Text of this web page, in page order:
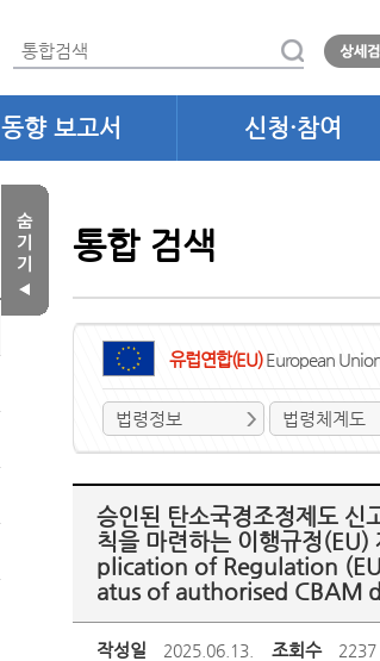
동향 보고서 신청·참여
통합 검색
유럽연합(EU)European
법령정보 법령체계도
승인된 탄소국경조정제도
칙을 마련하는 이행규정
plication of Regulation
atus of authorised CBAM
작성일 2025.06.13. 조회수 2237